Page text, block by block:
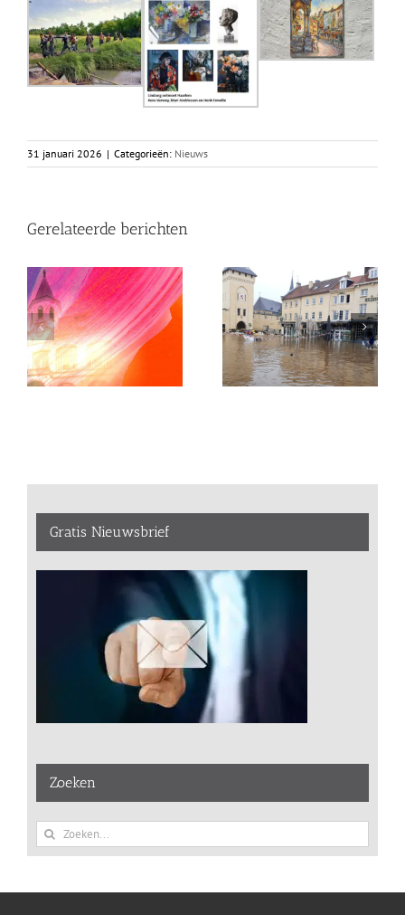
31 januari 2026 | Categorieën: Nieuws
Gerelateerde berichten
Gratis Nieuwsbrief
Zoeken
Zoeken
naar: